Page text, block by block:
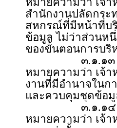
สำนักงานปลัดกระ
สหกรณ์ที่มีหน้าที่บ
ข้อมูล ไม่ว่าส่วนห
ของขั้นตอนการบริ
๓.๑.๑๓ “เจ้
หมายความว่า เจ้
งานที่มีอำนาจในก
และควบคุมชุดข้อมู
๓.๑.๑๔ “บ
หมายความว่า เจ้า